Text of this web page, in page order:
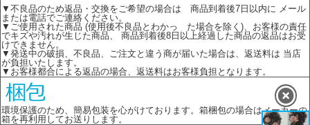
▼不良品のため返品・交換をご希望の場合は 商品到着後7日以内に メール
または電話でご連絡ください。
▼ご使用された商品 (使用後不良品とわかっ た場合を除く)、お客様の責任
でキズや汚れが生じた商品、 商品到着後8日以上経過した商品の返品はお受
けできません。
▼発送中の破損、不良品、ご注文と違う商が届いた場合は、返送料は 当店
が負担いたします。
▼お客様都合による返品の場合、返送料はお客様負担となります。
環境保護のため、簡易包装を心がけております。箱梱包の場合はメーカーの
箱を再利用してお送りします。